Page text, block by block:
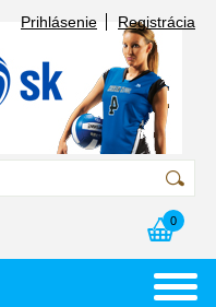
Prihlásenie Registrácia
0